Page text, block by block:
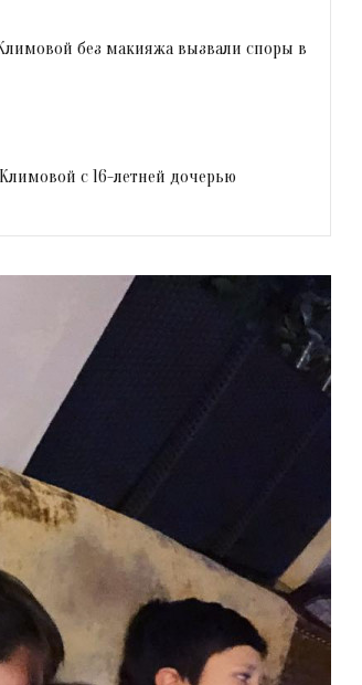
без макияжа вызвали споры в
с 16-летней дочерью